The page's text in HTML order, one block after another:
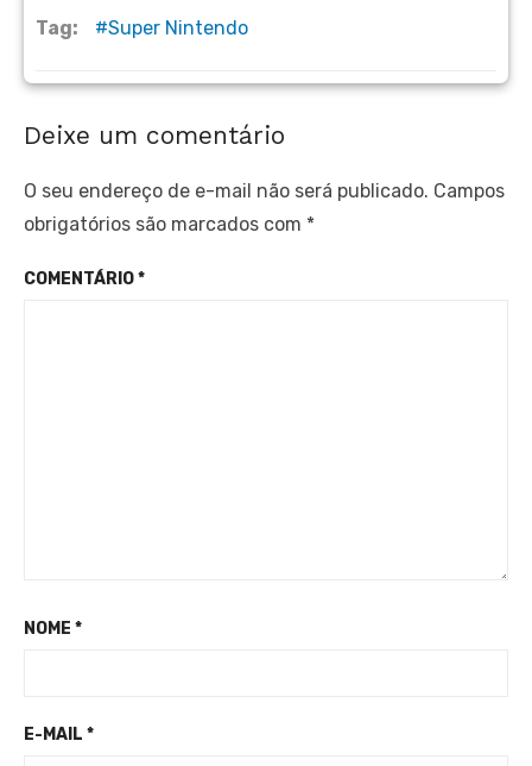
Tag: Super Nintendo
Deixe um comentário
O seu endereço de e-mail não será publicado. Campos
obrigatórios são marcados com *
COMENTÁRIO*
NOME *
E-MAIL *